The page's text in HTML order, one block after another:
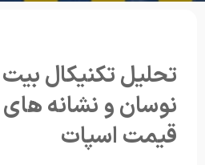
تحلیل تکنیکال
نوسان و نشانه
قیمت اسپات